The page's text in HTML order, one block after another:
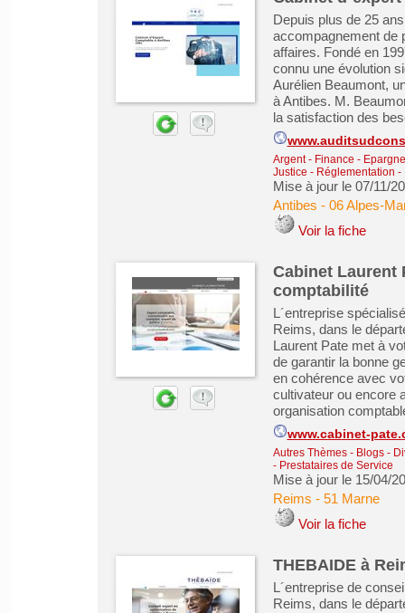
Depuis plus de 25
accompagnement de
affaires. Fondé en
connu une évolution
Aurélien Beaumont,
à Antibes. M.
la satisfaction des
Argent - Finance -
Justice - Réglementation -
Mise à jour le 07/11/
Antibes - 06 Alpes-
Voir la fiche
Cabinet Laurent
comptabilité
L´entreprise
Reims, dans le
Laurent Pate met à
de garantir la bonne
en cohérence avec
cultivateur ou encore
organisation
www.cabinet-
Autres Thèmes - Blogs -
- Prestataires de Service
Mise à jour le 15/04/
Reims - 51 Marne
Voir la fiche
THEBAIDE à
L´entreprise de
Reims, dans le